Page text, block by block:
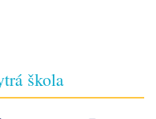
škola